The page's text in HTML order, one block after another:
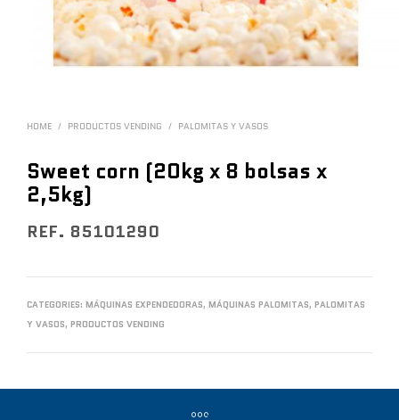
HOME / PRODUCTOS VENDING / PALOMITAS Y VASOS
Sweet corn (20kg x 8 bolsas x
2,5kg)
REF. 85101290
CATEGORIES: MÁQUINAS EXPENDEDORAS, MÁQUINAS PALOMITAS, PALOMITAS
Y VASOS, PRODUCTOS VENDING